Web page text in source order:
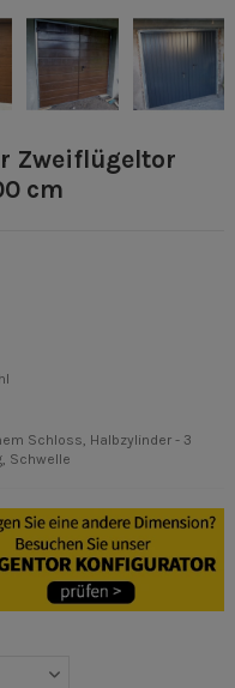
Zweiflügeltor
cm
Schloss, Halbzylinder - 3
Schwelle